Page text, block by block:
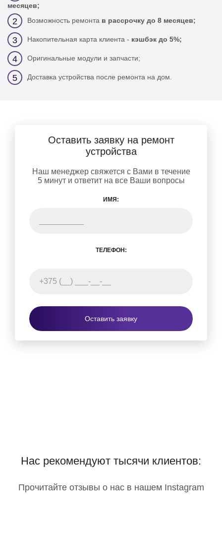
месяцев;
2 Возможность ремонта в рассрочку до 8 месяцев;
3 Накопительная карта клиента - кэшбэк до 5%;
4 Оригинальные модули и запчасти;
5 Доставка устройства после ремонта на дом.
Оставить заявку на ремонт
устройства
Наш менеджер свяжется с Вами в течение
5 минут и ответит на все Ваши вопросы
ИМЯ:
ТЕЛЕФОН:
Оставить заявку
Нас рекомендуют тысячи клиентов:
Прочитайте отзывы о нас в нашем Instagram